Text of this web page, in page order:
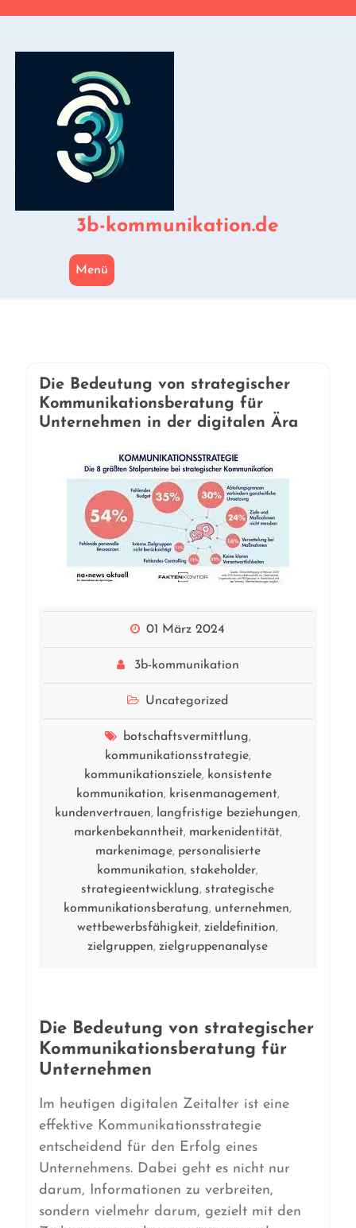
3b-kommunikation.de
Menü
Die Bedeutung von strategischer
Kommunikationsberatung für
Unternehmen in der digitalen Ära
01 März 2024
3b-kommunikation
Uncategorized
botschaftsvermittlung,
kommunikationsstrategie,
kommunikationsziele, konsistente
kommunikation, krisenmanagement,
kundenvertrauen, langfristige beziehungen,
markenbekanntheit, markenidentität,
markenimage, personalisierte
kommunikation, stakeholder,
strategieentwicklung, strategische
kommunikationsberatung, unternehmen,
wettbewerbsfähigkeit,zieldefinition,
zielgruppen,zielgruppenanalyse
Die Bedeutung von strategischer
Kommunikationsberatung für
Unternehmen
Im heutigen digitalen Zeitalter ist eine
effektive Kommunikationsstrategie
entscheidend für den Erfolg eines
Unternehmens. Dabei geht es nicht nur
darum, Informationen zu verbreiten,
sondern vielmehr darum, gezielt mit den